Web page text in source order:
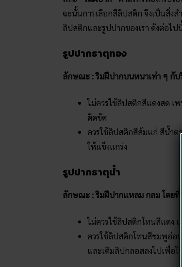
ฉะนั้นการเลือกสีลิปสติก จึงเป็นสิ่ง
ลิปสติกและรูปปากของเรา ดังต่อไป
รูปปากธาตุทอง
ลักษณะ : ริมฝีปากบนหนาเท่า ๆ กับ
ไม่ควรใช้ลิปสติกสีแดงสด เ
ติดขัด
ควรใช้ลิปสติกสีส้มแก่ สีน้ำต
ให้แข็งแกร่ง
รูปปากธาตุน้ำ
ลักษณะ : ริมฝีปากแหลม กลม โดย
ไม่ควรใช้ลิปสติกโทนสีแดง
ควรใช้ลิปสติกโทนสีชมพูอ่อ
และเติมลิปกลอสลงไปเพื่อใ